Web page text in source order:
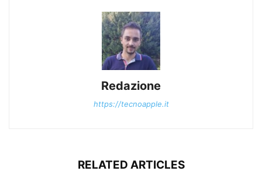
Redazione
https://tecnoapple.it
RELATED ARTICLES